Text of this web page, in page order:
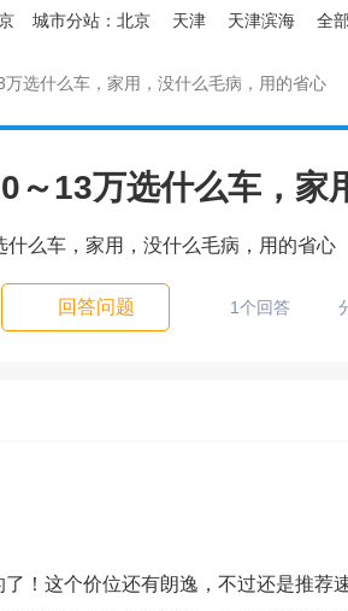
城市分站： 北京 天津 天津滨海 全
选什么车，家用，没什么毛病，用的省心
～13万选什么车，家
什么车，家用，没什么毛病，用的省心
回答问题 1个回答
！这个价位还有朗逸，不过还是推荐